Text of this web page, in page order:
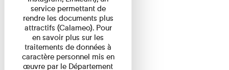
service permettant de
rendre les documents plus
attractifs (Calameo). Pour
en savoir plus sur les
traitements de données à
caractère personnel mis en
œuvre par le Département